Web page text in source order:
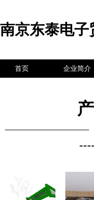
南京东泰电子
首页 企业简介